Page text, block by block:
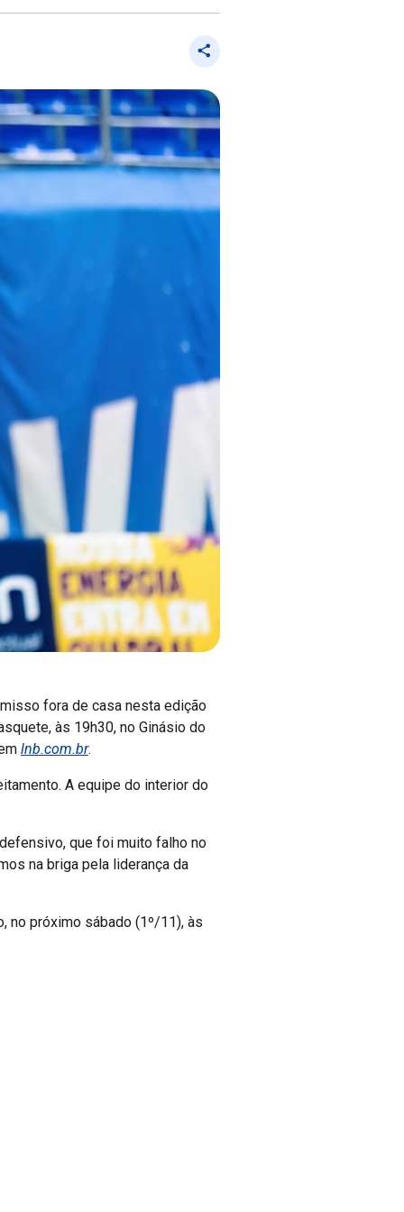
fora de casa nesta edição
às 19h30, no Ginásio do
lnb.com.br.
A equipe do interior do
que foi muito falho no
na briga pela liderança da
no próximo sábado (1º/11), às